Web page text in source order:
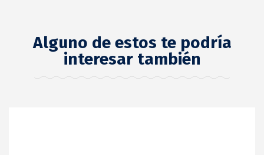
Alguno de estos te podría
interesar también